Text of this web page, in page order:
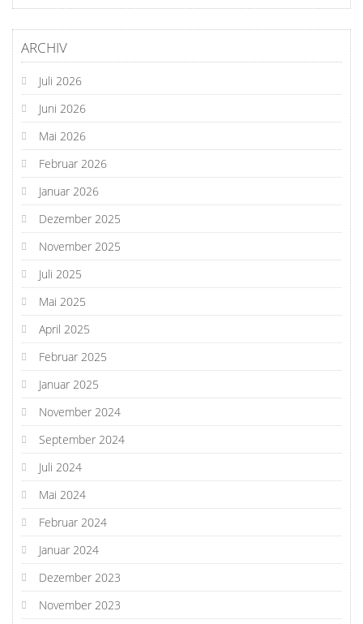
ARCHIV
Juli 2026
Juni 2026
Mai 2026
Februar 2026
Januar 2026
Dezember 2025
November 2025
Juli 2025
Mai 2025
April 2025
Februar 2025
Januar 2025
November 2024
September 2024
Juli 2024
Mai 2024
Februar 2024
Januar 2024
Dezember 2023
November 2023